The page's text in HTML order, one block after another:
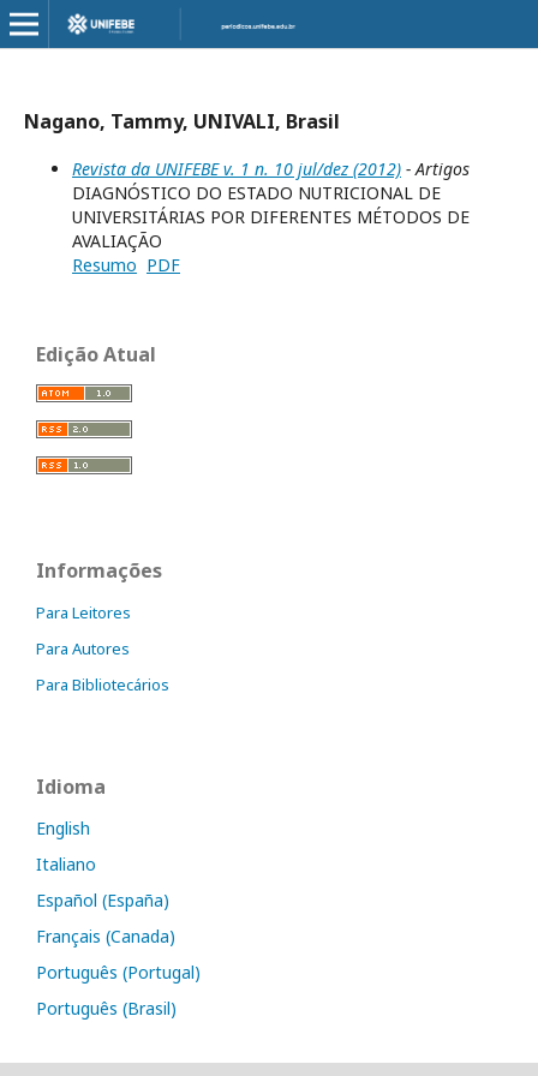
Nagano, Tammy, UNIVALI, Brasil
Revista da UNIFEBE v. 1 n. 10 jul/dez (2012) - Artigos
DIAGNÓSTICO DO ESTADO NUTRICIONAL DE
UNIVERSITÁRIAS POR DIFERENTES MÉTODOS DE
AVALIAÇÃO
Resumo PDF
Edição Atual
Informações
Para Leitores
Para Autores
Para Bibliotecários
Idioma
English
Italiano
Español (España)
Français (Canada)
Português (Portugal)
Português (Brasil)